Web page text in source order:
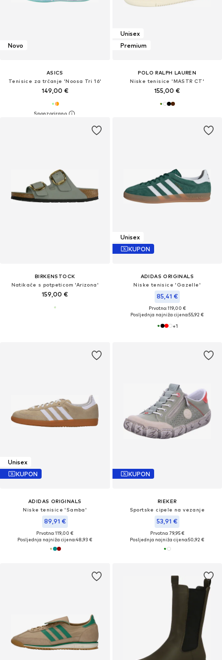
Novo
ASICS
Tenisice za trčanje 'Noosa Tri 16'
149,00 €
Unisex
Premium
POLO RALPH LAUREN
Niske tenisice 'MASTR CT'
155,00 €
BIRKENSTOCK
Natikače s potpeticom 'Arizona'
159,00 €
Unisex
KUPON
ADIDAS ORIGINALS
Niske tenisice 'Gazelle'
85,41 €
Prvotno: 119,00 €
Posljednja najniža cijena:55,92 €
+1
Unisex
KUPON
ADIDAS ORIGINALS
Niske tenisice 'Samba'
89,91 €
Prvotno: 119,00 €
Posljednja najniža cijena:48,93 €
KUPON
RIEKER
Sportske cipele na vezanje
53,91 €
Prvotno: 79,95 €
Posljednja najniža cijena:50,92 €